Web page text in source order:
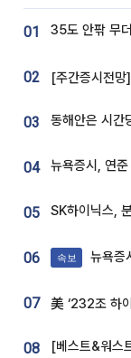
01
02
03
04
05
06 속보 뉴욕증
07
08